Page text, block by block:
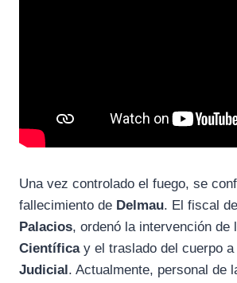
Una vez controlado el fuego, se
fallecimiento de Delmau. El fiscal
Palacios, ordenó la intervención de
Científicay el traslado del cuerpo a
Judicial. Actualmente, personal de